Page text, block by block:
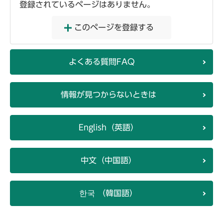
登録されているページはありません。
このページを登録する
よくある質問FAQ
情報が見つからないときは
English（英語）
中文（中国語）
한국 （韓国語）